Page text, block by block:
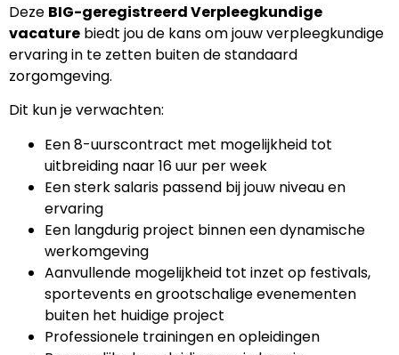
Deze BIG-geregistreerd Verpleegkundige
vacature biedt jou de kans om jouw verpleegkundige
ervaring in te zetten buiten de standaard
zorgomgeving.
Dit kun je verwachten:
Een 8-uurscontract met mogelijkheid tot
uitbreiding naar 16 uur per week
Een sterk salaris passend bij jouw niveau en
ervaring
Een langdurig project binnen een dynamische
werkomgeving
Aanvullende mogelijkheid tot inzet op festivals,
sportevents en grootschalige evenementen
buiten het huidige project
Professionele trainingen en opleidingen